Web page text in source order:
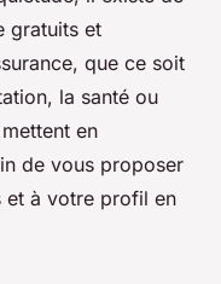
gratuits et
que ce soit
la santé ou
en
de vous proposer
et à votre profil en